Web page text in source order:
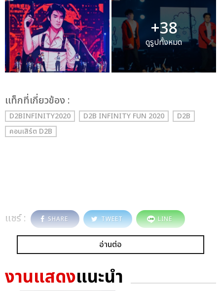
+38
ดูรูปทั้งหมด
เเท็กที่เกี่ยวข้อง :
D2BINFINITY2020 D2B INFINITY FUN 2020
D2B
คอนเสิร์ต D2B
แชร์ : SHARE TWEET LINE
อ่านต่อ
งานแสดงแนะนำ